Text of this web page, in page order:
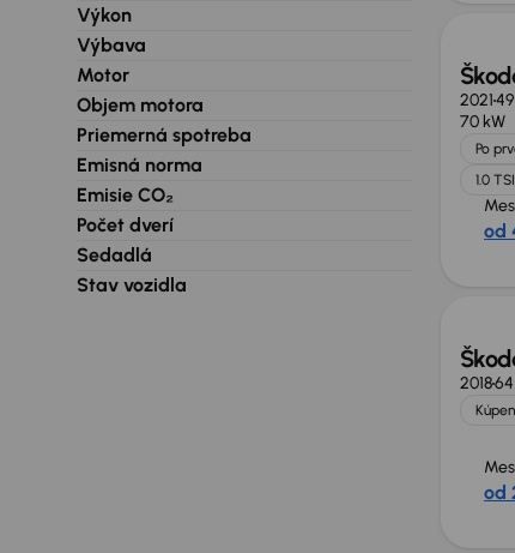
Výkon
Výbava
Motor
Objem motora
Priemerná spotreba
Emisná norma
Emisie CO₂
Počet dverí
Sedadlá
Stav vozidla
2021
70 kW
Po
1.0 TSI
od
2018
od